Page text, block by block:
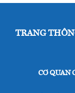
TRANG
CƠ QUAN